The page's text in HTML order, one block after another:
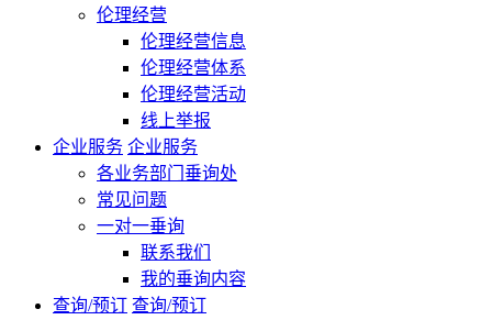
伦理经营
伦理经营信息
伦理经营体系
伦理经营活动
线上举报
企业服务 企业服务
各业务部门垂询处
常见问题
一对一垂询
联系我们
我的垂询内容
查询/预订 查询/预订